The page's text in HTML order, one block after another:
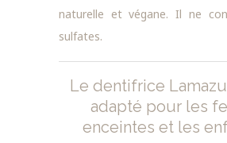
naturelle et végane. Il ne
sulfates.
Le dentifrice
adapté pour les
enceintes et les